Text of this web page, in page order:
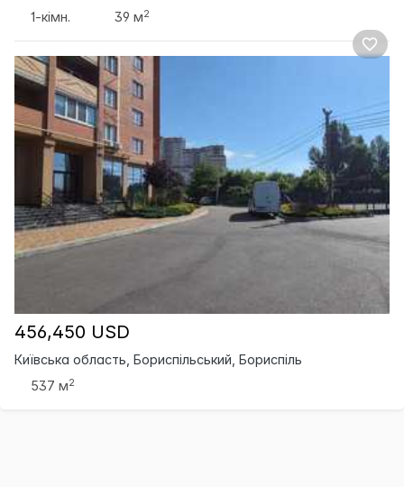
1-кімн.
39 м2
456,450 USD
Київська область, Бориспільський, Бориспіль
537 м2